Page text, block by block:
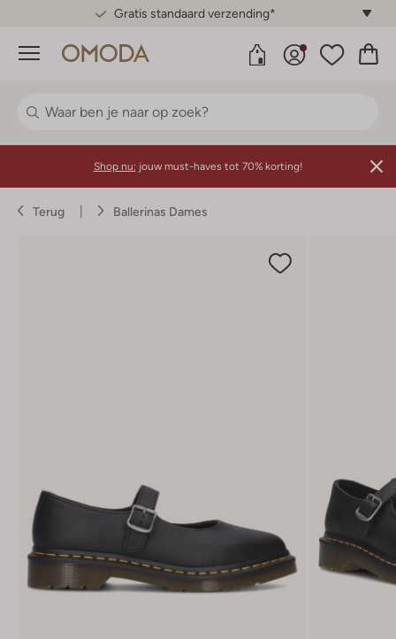
Gratis standaard verzending*
Menu
Shop nu: jouw must-haves tot 70% korting!
Terug Ballerinas Dames